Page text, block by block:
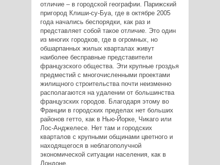
отличие – в городской географии. Парижский
пригород Клиши-су-Буа, где в октябре 2005
года начались беспорядки, как раз и
представляет собой такое отличие. Это один
из многих городков, где в огромных, но
обшарпанных жилых кварталах живут
наиболее бесправные представители
французского общества. Эти крупные гроздья
предместий с многочисленными проектами
жилищного строительства почти неизменно
располагаются на удалении от большинства
французских городов. Благодаря этому во
Франции в городских пределах нет больших
районов гетто, как в Нью-Йорке, Чикаго или
Лос-Анджелесе. Нет там и городских
кварталов с крупными общинами цветного и
находящегося в неблагополучной
экономической ситуации населения, как в
Лондоне.